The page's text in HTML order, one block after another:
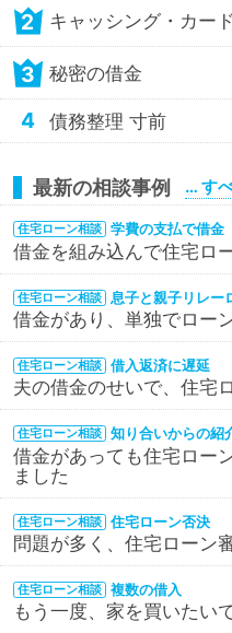
2 キャッシング・カー
3 秘密の借金
4 債務整理 寸前
最新の相談事例 … す
住宅ローン相談 学費の支払で借金
借金を組み込んで住宅ロ
住宅ローン相談 息子と親子リレー
借金があり、単独でロー
住宅ローン相談 借入返済に遅延
夫の借金のせいで、住宅
住宅ローン相談 知り合いからの紹
借金があっても住宅ロー
ました
住宅ローン相談 住宅ローン否決
問題が多く、住宅ローン
住宅ローン相談 複数の借入
もう一度、家を買いたいで